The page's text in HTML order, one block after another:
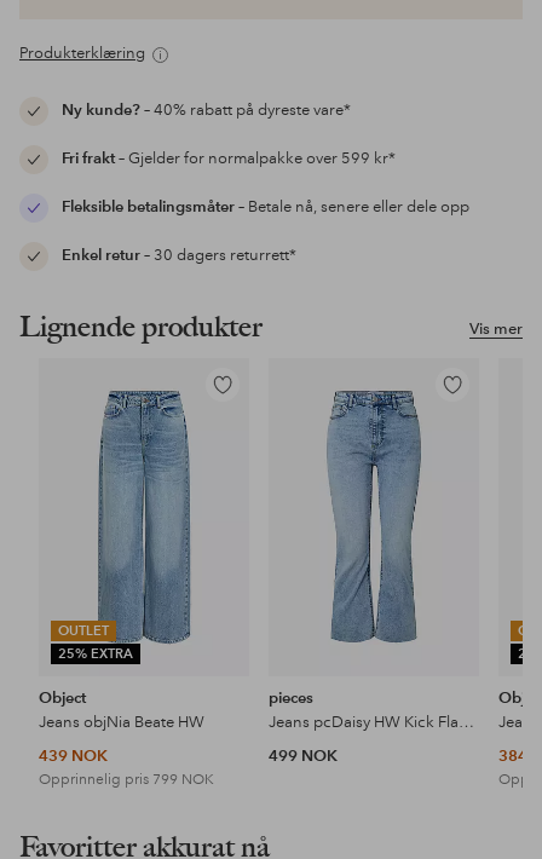
Produkterklæring
Ny kunde?– 40% rabatt på dyreste vare*
Fri frakt– Gjelder for normalpakke over 599 kr*
Fleksible betalingsmåter– Betale nå, senere eller dele opp
Enkel retur– 30 dagers returrett*
Vis mer
Lignende produkter
OUTLET
25% EXTRA
Legg
Object
Jeans objNia Beate HW
439 NOK
Opprinnelig pris 799 NOK
Legg
pieces
Jeans pcDaisy HW Kick Flared
499 NOK
384
Favoritter akkurat nå